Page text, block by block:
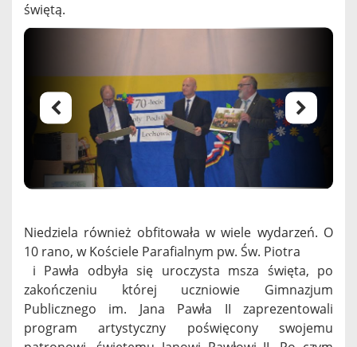
świętą.
Niedziela również obfitowała w wiele wydarzeń. O
10 rano, w Kościele Parafialnym pw. Św. Piotra
i Pawła odbyła się uroczysta msza święta, po
zakończeniu której uczniowie Gimnazjum
Publicznego im. Jana Pawła II zaprezentowali
program artystyczny poświęcony swojemu